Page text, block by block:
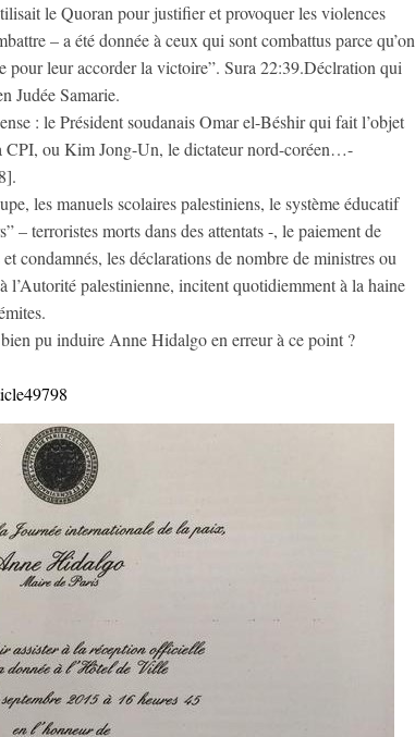
le Quoran pour justifier et provoquer les violences
– a été donnée à ceux qui sont combattus parce qu’on
pour leur accorder la victoire”. Sura 22:39.Déclration qui
Judée Samarie.
: le Président soudanais Omar el-Béshir qui fait l’objet
CPI, ou Kim Jong-Un, le dictateur nord-coréen…-
les manuels scolaires palestiniens, le système éducatif
– terroristes morts dans des attentats -, le paiement de
condamnés, les déclarations de nombre de ministres ou
l’Autorité palestinienne, incitent quotidiemment à la haine
pu induire Anne Hidalgo en erreur à ce point ?